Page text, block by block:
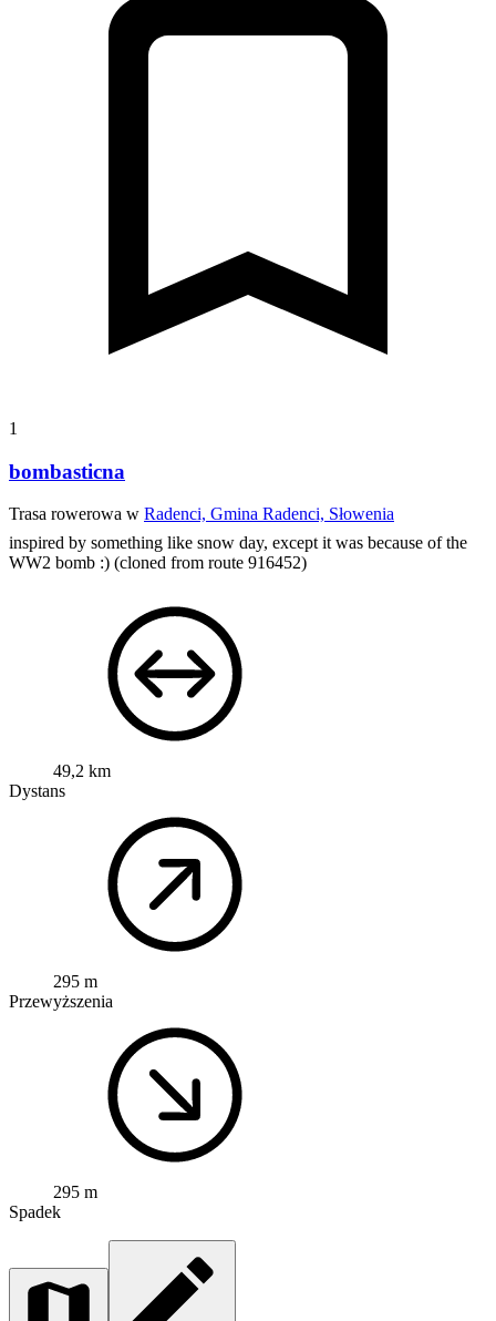
1
bombasticna
Trasa rowerowa w Radenci, Gmina Radenci, Słowenia
inspired by something like snow day, except it was because of the
WW2 bomb :) (cloned from route 916452)
49,2 km
Dystans
295 m
Przewyższenia
295 m
Spadek